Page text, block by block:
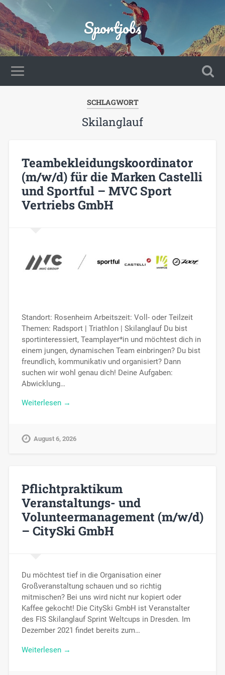
Sportjobs
SCHLAGWORT
Skilanglauf
Teambekleidungskoordinator
(m/w/d) für die Marken Castelli
und Sportful – MVC Sport
Vertriebs GmbH
Standort: Rosenheim Arbeitszeit: Voll- oder Teilzeit
Themen: Radsport | Triathlon | Skilanglauf Du bist
sportinteressiert, Teamplayer*in und möchtest dich in
einem jungen, dynamischen Team einbringen? Du bist
freundlich, kommunikativ und organisiert? Dann
suchen wir wohl genau dich! Deine Aufgaben:
Abwicklung…
Weiterlesen →
August 6, 2026
Pflichtpraktikum
Veranstaltungs- und
Volunteermanagement (m/w/d)
– CitySki GmbH
Du möchtest tief in die Organisation einer
Großveranstaltung schauen und so richtig
mitmischen? Bei uns wird nicht nur kopiert oder
Kaffee gekocht! Die CitySki GmbH ist Veranstalter
des FIS Skilanglauf Sprint Weltcups in Dresden. Im
Dezember 2021 findet bereits zum…
Weiterlesen →